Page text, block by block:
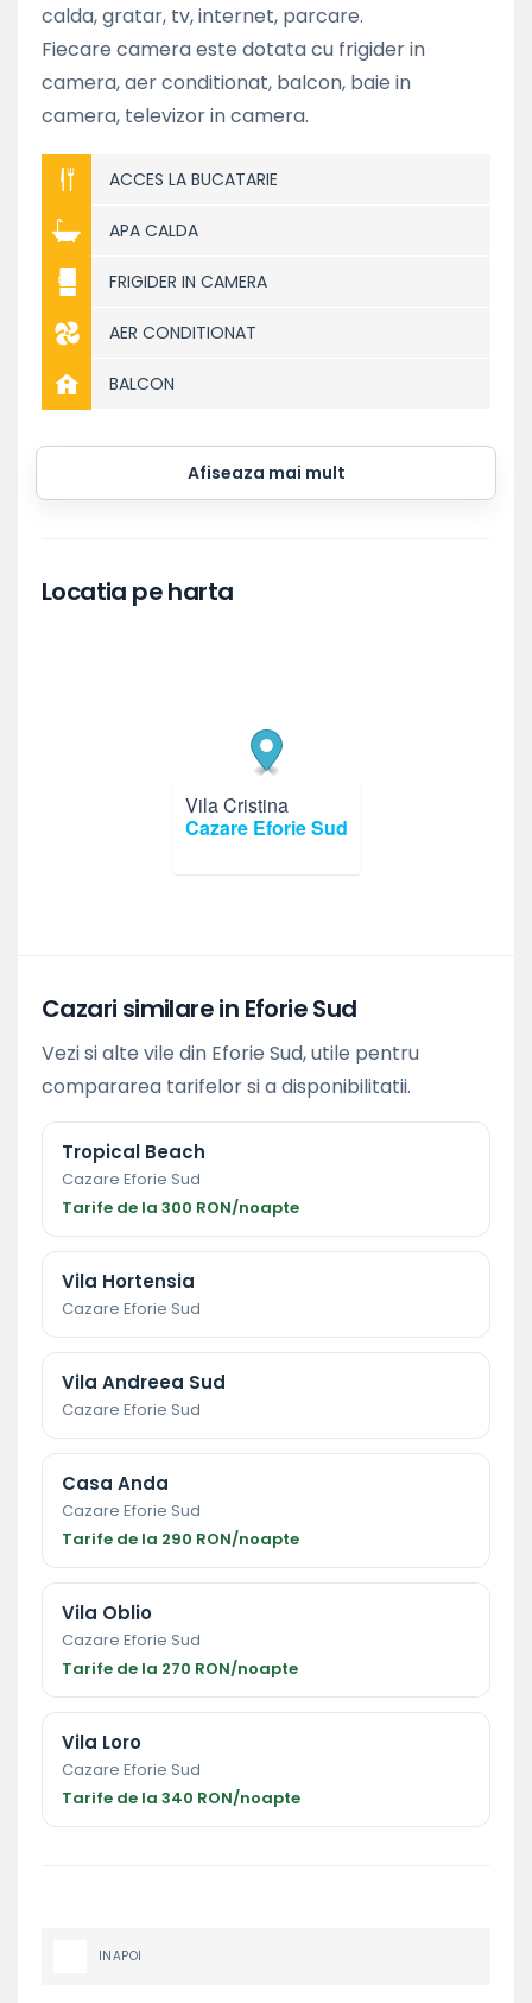
calda, gratar, tv, internet, parcare.
Fiecare camera este dotata cu frigider in
camera, aer conditionat, balcon, baie in
camera, televizor in camera.
ACCES LA BUCATARIE
APA CALDA
FRIGIDER IN CAMERA
AER CONDITIONAT
BALCON
Afiseaza mai mult
Locatia pe harta
Vila Cristina
Cazare Eforie Sud
Cazari similare in Eforie Sud
Vezi si alte vile din Eforie Sud, utile pentru
compararea tarifelor si a disponibilitatii.
Tropical Beach
Cazare Eforie Sud
Tarife de la 300 RON/noapte
Vila Hortensia
Cazare Eforie Sud
Vila Andreea Sud
Cazare Eforie Sud
Casa Anda
Cazare Eforie Sud
Tarife de la 290 RON/noapte
Vila Oblio
Cazare Eforie Sud
Tarife de la 270 RON/noapte
Vila Loro
Cazare Eforie Sud
Tarife de la 340 RON/noapte
INAPOI